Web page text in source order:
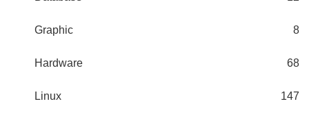
Graphic 8
Hardware 68
Linux 147